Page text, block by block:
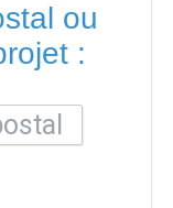
ou
: